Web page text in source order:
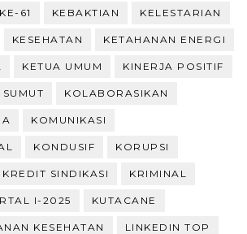
KE-61 KEBAKTIAN KELESTARIAN
KESEHATAN KETAHANAN ENERGI
KETUA UMUM KINERJA POSITIF
KOLABORASIKAN
KOMUNIKASI
KONDUSIF KORUPSI
KREDIT SINDIKASI KRIMINAL
I-2025 KUTACANE
KESEHATAN LINKEDIN TOP